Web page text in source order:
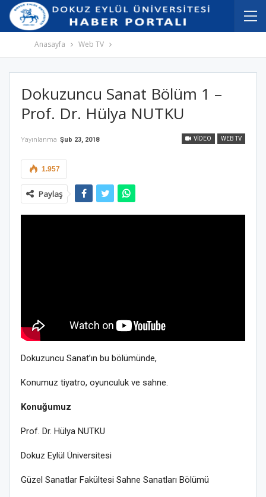
İçeriğe
atla
Navigasyona
atla
Anasayfa Web TV
Dokuzuncu Sanat Bölüm 1 –
Prof. Dr. Hülya NUTKU
VIDEO WEB TV
Yayınlanma Şub 23, 2018
1.957
Paylaş
Dokuzuncu Sanat’ın bu bölümünde,
Konumuz tiyatro, oyunculuk ve sahne.
Konuğumuz
Prof. Dr. Hülya NUTKU
Dokuz Eylül Üniversitesi
Güzel Sanatlar Fakültesi Sahne Sanatları Bölümü